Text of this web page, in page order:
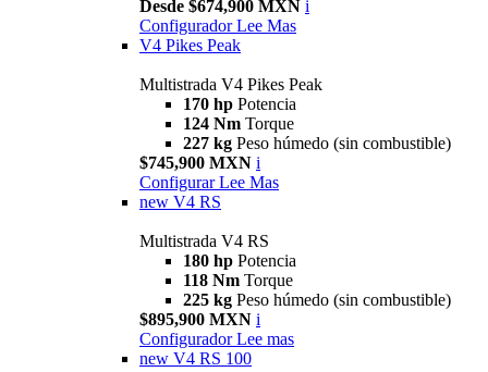
Desde $674,900 MXN i
Configurador Lee Mas
V4 Pikes Peak
Multistrada V4 Pikes Peak
170 hp Potencia
124 Nm Torque
227 kg Peso húmedo (sin combustible)
$745,900 MXN i
Configurar Lee Mas
new V4 RS
Multistrada V4 RS
180 hp Potencia
118 Nm Torque
225 kg Peso húmedo (sin combustible)
$895,900 MXN i
Configurador Lee mas
new V4 RS 100